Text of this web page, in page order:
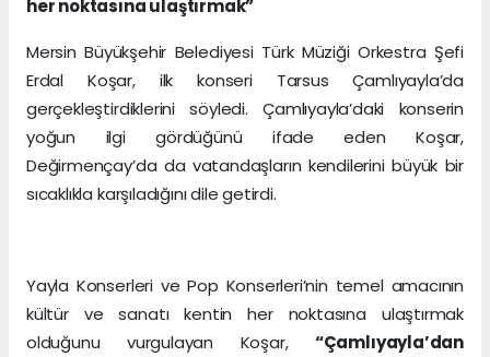
her noktasına ulaştırmak”
Mersin Büyükşehir Belediyesi Türk Müziği Orkestra Şefi
Erdal Koşar, ilk konseri Tarsus Çamlıyayla’da
gerçekleştirdiklerini söyledi. Çamlıyayla’daki konserin
yoğun ilgi gördüğünü ifade eden Koşar,
Değirmençay’da da vatandaşların kendilerini büyük bir
sıcaklıkla karşıladığını dile getirdi.
Yayla Konserleri ve Pop Konserleri’nin temel amacının
kültür ve sanatı kentin her noktasına ulaştırmak
olduğunu vurgulayan Koşar, “Çamlıyayla’dan